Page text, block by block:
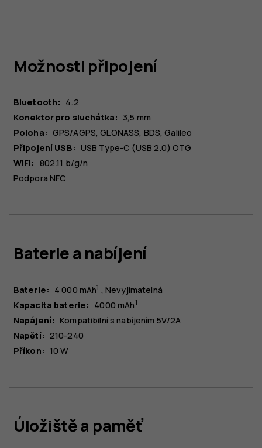
Možnosti připojení
Bluetooth: 4.2
Konektor pro sluchátka: 3,5 mm
Poloha: GPS/AGPS, GLONASS, BDS, Galileo
Připojení USB: USB Type-C (USB 2.0) OTG
WiFi: 802.11 b/g/n
Podpora NFC
Baterie a nabíjení
Baterie: 4 000 mAh1
Nevyjímatelná
Kapacita baterie: 4000 mAh1
Napájení: Kompatibilní s nabíjením 5V/2A
Napětí: 210-240
Příkon: 10 W
Úložiště a paměť